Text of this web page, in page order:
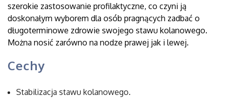
szerokie zastosowanie profilaktyczne, co czyni ją
doskonałym wyborem dla osób pragnących zadbać o
długoterminowe zdrowie swojego stawu kolanowego.
Można nosić zarówno na nodze prawej jak i lewej.
Cechy
Stabilizacja stawu kolanowego.